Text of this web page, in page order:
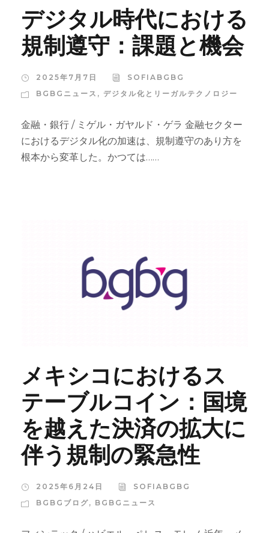
デジタル時代における
規制遵守：課題と機会
2025年7月7日
SOFIABGBG
BGBGニュース , デジタル化とリーガルテクノロジー
金融・銀行 / ミゲル・ガヤルド・ゲラ 金融セクター
におけるデジタル化の加速は、規制遵守のあり方を
根本から変革した。かつては……
メキシコにおけるス
テーブルコイン：国境
を越えた決済の拡大に
伴う規制の緊急性
2025年6月24日
SOFIABGBG
BGBGブログ, BGBGニュース